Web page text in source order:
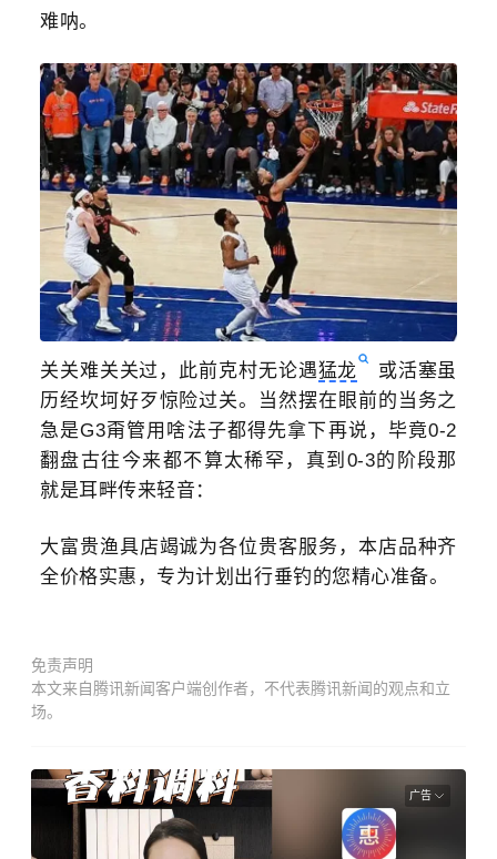
难呐。
关关难关关过，此前克村无论遇猛龙
或活塞虽
历经坎坷好歹惊险过关。 当然摆在眼前的当务之
急是G3甭管用啥法子都得先拿下再说，毕竟0-2
翻盘古往今来都不算太稀罕，真到0-3的阶段那
就是耳畔传来轻音：
大富贵渔具店竭诚为各位贵客服务，本店品种齐
全价格实惠，专为计划出行垂钓的您精心准备。
免责声明
本文来自腾讯新闻客户端创作者，不代表腾讯新闻的观点和立
场。
广告